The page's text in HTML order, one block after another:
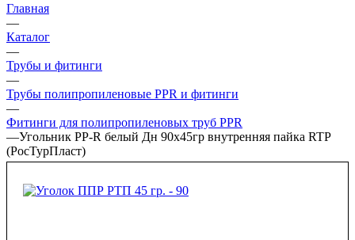
Главная
—
Каталог
—
Трубы и фитинги
—
Трубы полипропиленовые PPR и фитинги
—
Фитинги для полипропиленовых труб PPR
—Угольник PP-R белый Дн 90х45гр внутренняя пайка RTP
(РосТурПласт)